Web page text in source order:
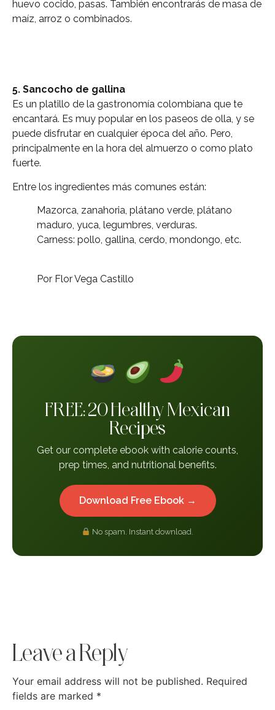
huevo cocido, pasas. También encontrarás de masa de
maíz, arroz o combinados.
5. Sancocho de gallina
Es un platillo de la gastronomía colombiana que te
encantará. Es muy popular en los paseos de olla, y se
puede disfrutar en cualquier época del año. Pero,
principalmente en la hora del almuerzo o como plato
fuerte.
Entre los ingredientes más comunes están:
Mazorca, zanahoria, plátano verde, plátano
maduro, yuca, legumbres, verduras.
Carness: pollo, gallina, cerdo, mondongo, etc.
Por Flor Vega Castillo
FREE: 20 Healthy Mexican
Recipes
Get our complete ebook with calorie counts,
prep times, and nutritional benefits.
Download Free Ebook →
No spam. Instant download.
Leave a Reply
Your email address will not be published. Required
fields are marked *